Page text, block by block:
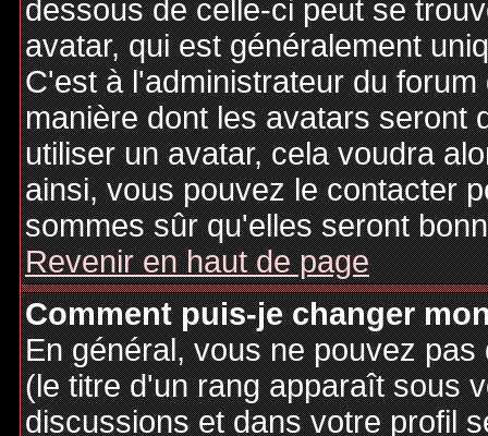
dessous de celle-ci peut se
avatar, qui est généralement
C'est à l'administrateur du
manière dont les avatars seront
utiliser un avatar, cela voudra
ainsi, vous pouvez le contacter
sommes sûr qu'elles seront
Revenir en haut de page
Comment puis-je changer
En général, vous ne pouvez
(le titre d'un rang apparaît sous
discussions et dans votre profil